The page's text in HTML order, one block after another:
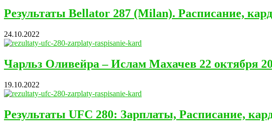
Результаты Bellator 287 (Milan). Расписание, кард
24.10.2022
Чарльз Оливейра – Ислам Махачев 22 октября
19.10.2022
Результаты UFC 280: Зарплаты, Расписание,